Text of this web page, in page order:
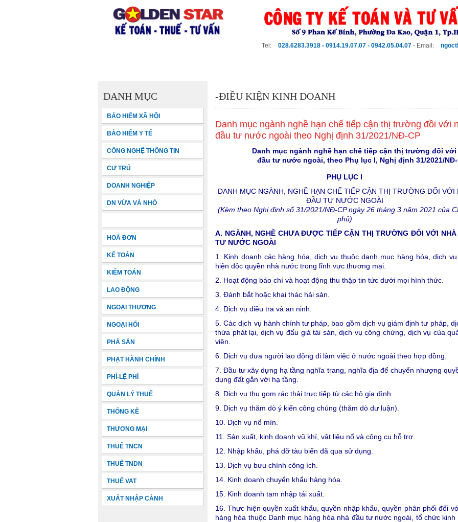
Tel: 028.6283.3918 - 0914.19.07.07 - 0942.05.04.07 - Email:
DANH MỤC
BẢO HIỂM XÃ HỘI
BẢO HIỂM Y TẾ
CÔNG NGHỆ THÔNG TIN
CƯ TRÚ
DOANH NGHIỆP
DN VỪA VÀ NHỎ
HOÁ ĐƠN
KẾ TOÁN
KIỂM TOÁN
LAO ĐỘNG
NGOẠI THƯƠNG
NGOẠI HỐI
PHÁ SẢN
PHẠT HÀNH CHÍNH
PHÍ-LỆ PHÍ
QUẢN LÝ THUẾ
THỐNG KÊ
THƯƠNG MẠI
THUẾ TNCN
THUẾ TNDN
THUẾ VAT
XUẤT NHẬP CẢNH
-ĐIỀU KIỆN KINH DOANH
Danh mục ngành nghề hạn chế tiếp cận thị trường đồi với
đầu tư nước ngoài theo Nghị định 31/2021/NĐ-CP
Danh mục ngành nghề hạn chế tiếp cận thị trường đồi với
đầu tư nước ngoài, theo Phụ lục I, Nghị định 31/2021/NĐ-
PHỤ LỤC I
DANH MỤC NGÀNH, NGHỀ HẠN CHẾ TIẾP CẬN THỊ TRƯỜNG ĐỐI VỚI
ĐẦU TƯ NƯỚC NGOÀI
(Kèm theo Nghị định số 31/2021/NĐ-CP ngày 26 tháng 3 năm 2021 của
phủ)
A. NGÀNH, NGHỀ CHƯA ĐƯỢC TIẾP CẬN THỊ TRƯỜNG ĐỐI VỚI
TƯ NƯỚC NGOÀI
1. Kinh doanh các hàng hóa, dịch vụ thuộc danh mục hàng hóa, dịch
hiện độc quyền nhà nước trong lĩnh vực thương mại.
2. Hoạt động báo chí và hoạt động thu thập tin tức dưới mọi hình thức.
3. Đánh bắt hoặc khai thác hải sản.
4. Dịch vụ điều tra và an ninh.
5. Các dịch vụ hành chính tư pháp, bao gồm dịch vụ giám định tư pháp,
thừa phát lại, dịch vụ đấu giá tài sản, dịch vụ công chứng, dịch vụ của
viên.
6. Dịch vụ đưa người lao động đi làm việc ở nước ngoài theo hợp đồng.
7. Đầu tư xây dựng hạ tầng nghĩa trang, nghĩa địa để chuyển nhượng
dụng đất gắn với hạ tầng.
8. Dịch vụ thu gom rác thải trực tiếp từ các hộ gia đình.
9. Dịch vụ thăm dò ý kiến công chúng (thăm dò dư luận).
10. Dịch vụ nổ mìn.
11. Sản xuất, kinh doanh vũ khí, vật liệu nổ và công cụ hỗ trợ.
12. Nhập khẩu, phá dỡ tàu biển đã qua sử dụng.
13. Dịch vụ bưu chính công ích.
14. Kinh doanh chuyển khẩu hàng hóa.
15. Kinh doanh tạm nhập tái xuất.
16. Thực hiện quyền xuất khẩu, quyền nhập khẩu, quyền phân phối đối
hàng hóa thuộc Danh mục hàng hóa nhà đầu tư nước ngoài, tổ chức kinh